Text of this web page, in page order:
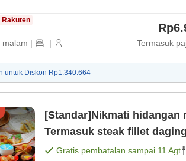
Rakuten
malam | | Termasuk
untuk Diskon Rp1.340.664
[Standar]Nikmati hidangan
Gratis pembatalan sampai 11 Agt